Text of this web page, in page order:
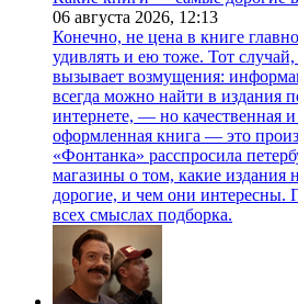
06 августа 2026, 12:13
Конечно, не цена в книге
удивлять и ею тоже. Тот случай,
вызывает возмущения:
всегда можно найти в издания
интернете, — но качественная
оформленная книга — это
«Фонтанка» расспросила
магазины о том, какие
дорогие, и чем они интересны.
всех смыслах подборка.